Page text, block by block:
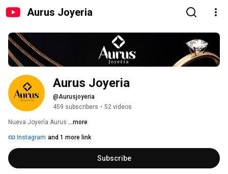
Aurus Joyeria
Aurus Joyeria
@Aurusjoyeria
459 subscribers • 52 videos
Nueva Joyería Aurus ...more
Instagram and 1 more link
Subscribe